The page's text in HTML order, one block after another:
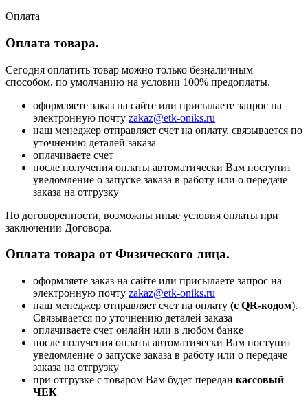
Оплата
Оплата товара.
Сегодня оплатить товар можно только безналичным
способом, по умолчанию на условии 100% предоплаты.
оформляете заказ на сайте или присылаете запрос на
электронную почту zakaz@etk-oniks.ru
наш менеджер отправляет счет на оплату. связывается по
уточнению деталей заказа
оплачиваете счет
после получения оплаты автоматически Вам поступит
уведомление о запуске заказа в работу или о передаче
заказа на отгрузку
По договоренности, возможны иные условия оплаты при
заключении Договора.
Оплата товара от Физического лица.
оформляете заказ на сайте или присылаете запрос на
электронную почту zakaz@etk-oniks.ru
наш менеджер отправляет счет на оплату (с QR-кодом).
Связывается по уточнению деталей заказа
оплачиваете счет онлайн или в любом банке
после получения оплаты автоматически Вам поступит
уведомление о запуске заказа в работу или о передаче
заказа на отгрузку
при отгрузке с товаром Вам будет передан кассовый
ЧЕК